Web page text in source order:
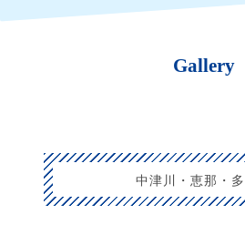
Gallery
中津川・恵那・